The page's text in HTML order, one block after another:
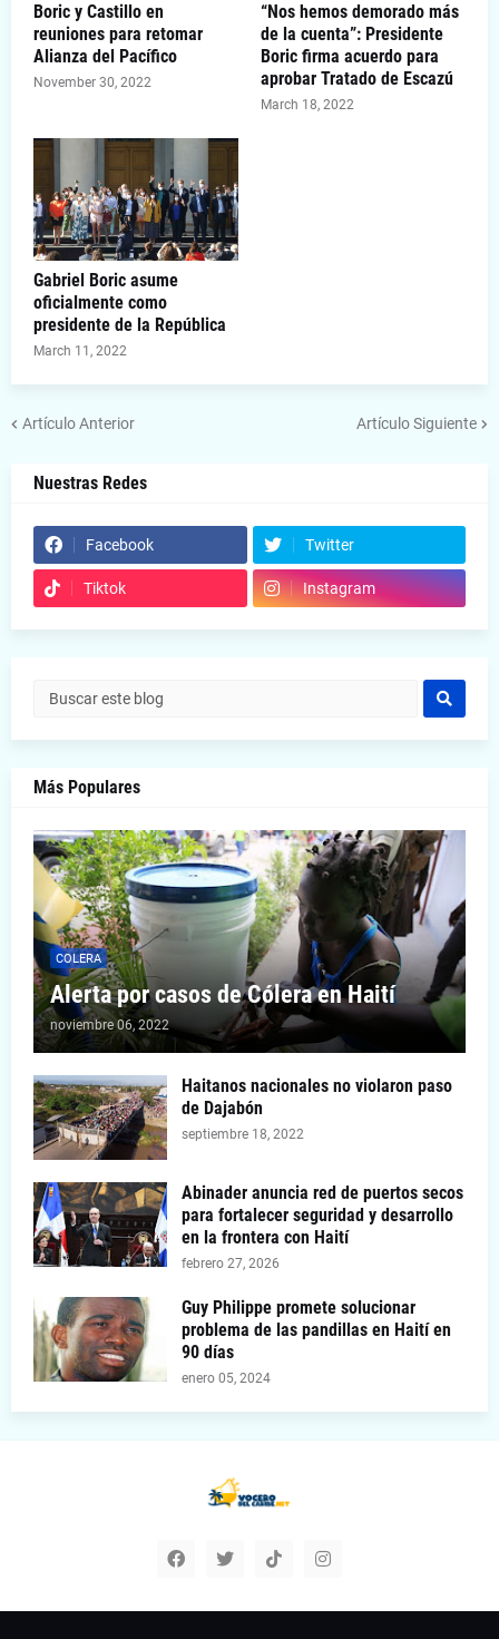
Boric y Castillo en
reuniones para retomar
Alianza del Pacífico
November 30, 2022
“Nos hemos demorado más
de la cuenta”: Presidente
Boric firma acuerdo para
aprobar Tratado de Escazú
March 18, 2022
Gabriel Boric asume
oficialmente como
presidente de la República
March 11, 2022
Artículo Anterior Artículo Siguiente
Nuestras Redes
Facebook Twitter
Tiktok Instagram
Más Populares
COLERA
Alerta por casos de Cólera en Haití
noviembre 06, 2022
Haitanos nacionales no violaron paso
de Dajabón
septiembre 18, 2022
Abinader anuncia red de puertos secos
para fortalecer seguridad y desarrollo
en la frontera con Haití
febrero 27, 2026
Guy Philippe promete solucionar
problema de las pandillas en Haití en
90 días
enero 05, 2024